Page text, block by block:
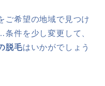
ご希望の地域で見つけ
条件を少し変更して、
脱毛はいかがでしょう